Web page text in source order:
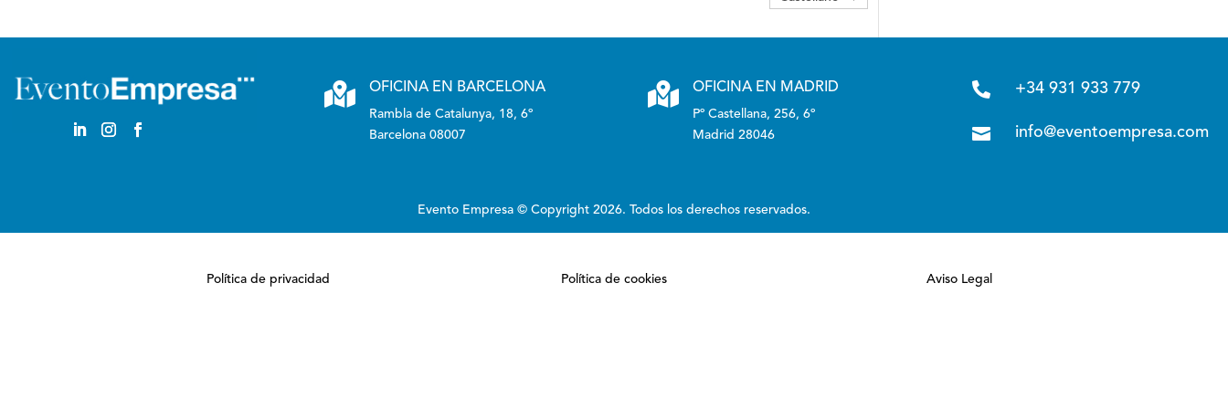
 OFICINA EN BARCELONA
Rambla de Catalunya, 18, 6º
Barcelona 08007
 OFICINA EN MADRID
Pº Castellana, 256, 6º
Madrid 28046
 +34 931 933 779
 info@eventoempresa.com
Evento Empresa © Copyright 2026. Todos los derechos reservados.
Política de privacidad Política de cookies Aviso Legal